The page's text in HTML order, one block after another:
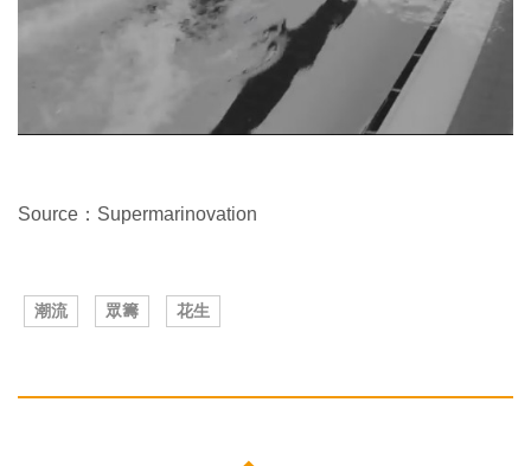
Source：Supermarinovation
潮流 眾籌 花生